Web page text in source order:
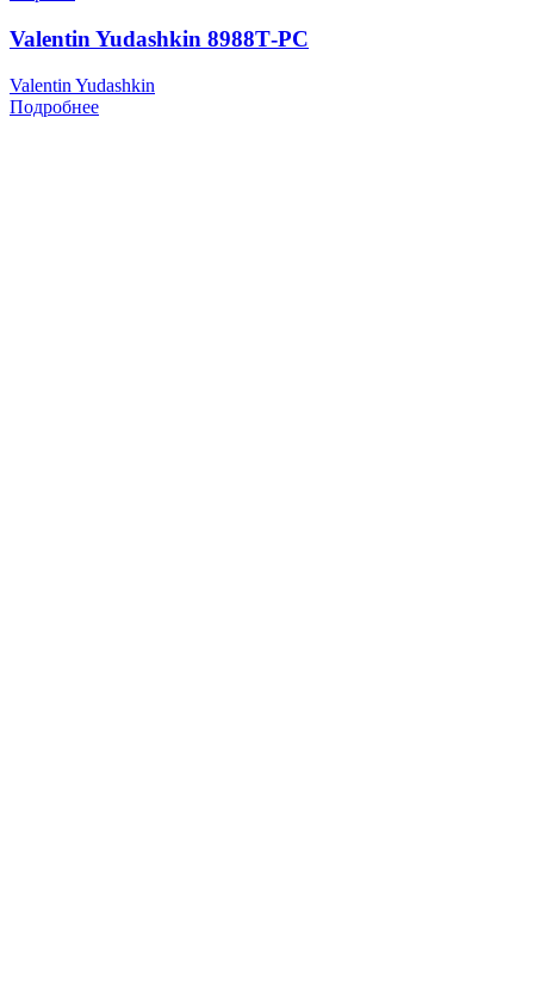
Valentin Yudashkin 8988Т-РС
Valentin Yudashkin
Подробнее